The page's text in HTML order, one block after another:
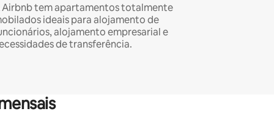
Airbnb tem apartamentos totalmente
ideais para alojamento de
alojamento empresarial e
de transferência.